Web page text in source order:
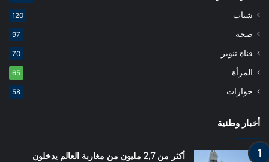
شباب 120
صحة 97
قناة تنوير 70
المرأة 65
حوارات 58
أخبار وطنية
أكثر من 2,7 مليون من مغاربة العالم يدخلون